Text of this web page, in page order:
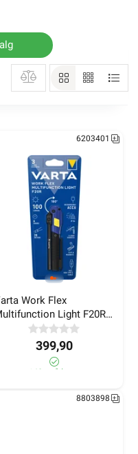
Work Flex
Light F20R
Oppladbar
6203401
399,90
140+ på lager
8803898